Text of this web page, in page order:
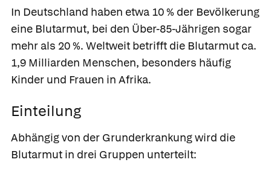
In Deutschland haben etwa 10 % der Bevölkerung
eine Blutarmut, bei den Über-85-Jährigen sogar
mehr als 20 %. Weltweit betrifft die Blutarmut ca.
1,9 Milliarden Menschen, besonders häufig
Kinder und Frauen in Afrika.
Einteilung
Abhängig von der Grunderkrankung wird die
Blutarmut in drei Gruppen unterteilt: